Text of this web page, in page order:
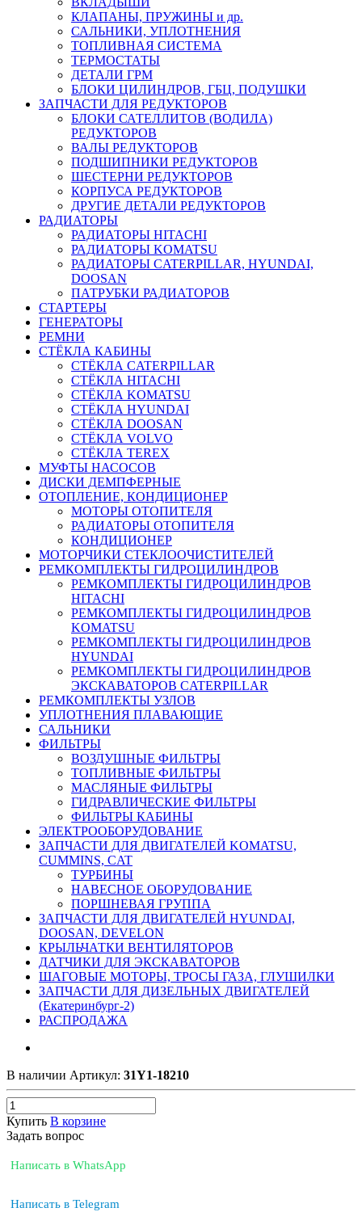
КЛАПАНЫ, ПРУЖИНЫ и др.
САЛЬНИКИ, УПЛОТНЕНИЯ
ТОПЛИВНАЯ СИСТЕМА
ТЕРМОСТАТЫ
ДЕТАЛИ ГРМ
БЛОКИ ЦИЛИНДРОВ, ГБЦ, ПОДУШКИ
ЗАПЧАСТИ ДЛЯ РЕДУКТОРОВ
БЛОКИ САТЕЛЛИТОВ (ВОДИЛА)
РЕДУКТОРОВ
ВАЛЫ РЕДУКТОРОВ
ПОДШИПНИКИ РЕДУКТОРОВ
ШЕСТЕРНИ РЕДУКТОРОВ
КОРПУСА РЕДУКТОРОВ
ДРУГИЕ ДЕТАЛИ РЕДУКТОРОВ
РАДИАТОРЫ
РАДИАТОРЫ HITACHI
РАДИАТОРЫ KOMATSU
РАДИАТОРЫ CATERPILLAR, HYUNDAI,
DOOSAN
ПАТРУБКИ РАДИАТОРОВ
СТАРТЕРЫ
ГЕНЕРАТОРЫ
РЕМНИ
СТЁКЛА КАБИНЫ
СТЁКЛА CATERPILLAR
СТЁКЛА HITACHI
СТЁКЛА KOMATSU
СТЁКЛА HYUNDAI
СТЁКЛА DOOSAN
СТЁКЛА VOLVO
СТЁКЛА TEREX
МУФТЫ НАСОСОВ
ДИСКИ ДЕМПФЕРНЫЕ
ОТОПЛЕНИЕ, КОНДИЦИОНЕР
МОТОРЫ ОТОПИТЕЛЯ
РАДИАТОРЫ ОТОПИТЕЛЯ
КОНДИЦИОНЕР
МОТОРЧИКИ СТЕКЛООЧИСТИТЕЛЕЙ
РЕМКОМПЛЕКТЫ ГИДРОЦИЛИНДРОВ
РЕМКОМПЛЕКТЫ ГИДРОЦИЛИНДРОВ
HITACHI
РЕМКОМПЛЕКТЫ ГИДРОЦИЛИНДРОВ
KOMATSU
РЕМКОМПЛЕКТЫ ГИДРОЦИЛИНДРОВ
HYUNDAI
РЕМКОМПЛЕКТЫ ГИДРОЦИЛИНДРОВ
ЭКСКАВАТОРОВ CATERPILLAR
РЕМКОМПЛЕКТЫ УЗЛОВ
УПЛОТНЕНИЯ ПЛАВАЮЩИЕ
САЛЬНИКИ
ФИЛЬТРЫ
ВОЗДУШНЫЕ ФИЛЬТРЫ
ТОПЛИВНЫЕ ФИЛЬТРЫ
МАСЛЯНЫЕ ФИЛЬТРЫ
ГИДРАВЛИЧЕСКИЕ ФИЛЬТРЫ
ФИЛЬТРЫ КАБИНЫ
ЭЛЕКТРООБОРУДОВАНИЕ
ЗАПЧАСТИ ДЛЯ ДВИГАТЕЛЕЙ KOMATSU,
CUMMINS, CAT
ТУРБИНЫ
НАВЕСНОЕ ОБОРУДОВАНИЕ
ПОРШНЕВАЯ ГРУППА
ЗАПЧАСТИ ДЛЯ ДВИГАТЕЛЕЙ HYUNDAI,
DOOSAN, DEVELON
КРЫЛЬЧАТКИ ВЕНТИЛЯТОРОВ
ДАТЧИКИ ДЛЯ ЭКСКАВАТОРОВ
ШАГОВЫЕ МОТОРЫ, ТРОСЫ ГАЗА, ГЛУШИЛКИ
ЗАПЧАСТИ ДЛЯ ДИЗЕЛЬНЫХ ДВИГАТЕЛЕЙ
(Екатеринбург-2)
РАСПРОДАЖА
В наличии Артикул: 31Y1-18210
Купить В корзине
Задать вопрос
Написать в WhatsApp
Написать в Telegram